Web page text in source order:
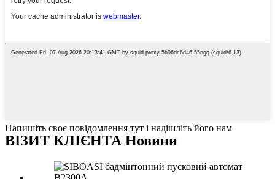
Напишіть своє повідомлення тут і надішліть його нам
ВІЗИТ КЛІЄНТА Новини